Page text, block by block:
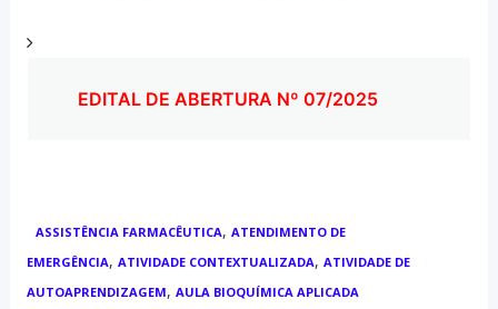
EDITAL DE ABERTURA Nº 07/2025
ASSISTÊNCIA FARMACÊUTICA, ATENDIMENTO DE
EMERGÊNCIA, ATIVIDADE CONTEXTUALIZADA, ATIVIDADE DE
AUTOAPRENDIZAGEM, AULA BIOQUÍMICA APLICADA